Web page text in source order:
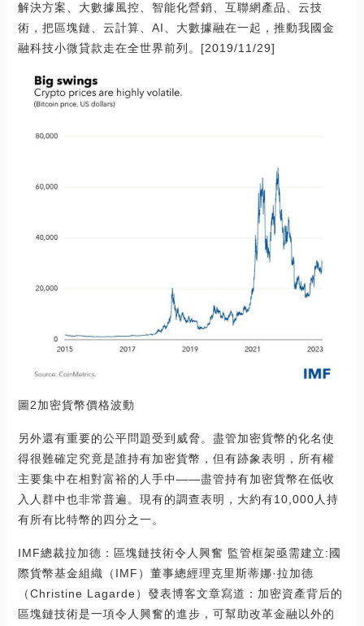
解決方案、大數據風控、智能化營銷、互聯網產品、云技
術，把區塊鏈、云計算、AI、大數據融在一起，推動我國金
融科技小微貸款走在全世界前列。[2019/11/29]
圖2加密貨幣價格波動
另外還有重要的公平問題受到威脅。盡管加密貨幣的化名使
得很難確定究竟是誰持有加密貨幣，但有跡象表明，所有權
主要集中在相對富裕的人手中——盡管持有加密貨幣在低收
入人群中也非常普遍。現有的調查表明，大約有10,000人持
有所有比特幣的四分之一。
IMF總裁拉加德：區塊鏈技術令人興奮 監管框架亟需建立:國
際貨幣基金組織（IMF）董事總經理克里斯蒂娜·拉加德
（Christine Lagarde）發表博客文章寫道：加密資產背后的
區塊鏈技術是一項令人興奮的進步，可幫助改革金融以外的